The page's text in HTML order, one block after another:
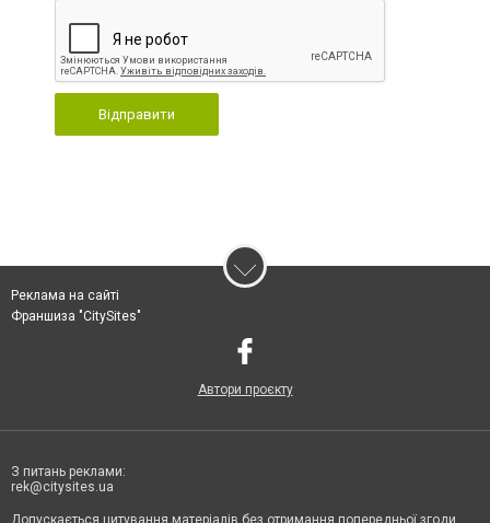
Відправити
Реклама на сайті
Франшиза "CitySites"
Автори проєкту
З питань реклами:
rek@citysites.ua
Допускається цитування матеріалів без отримання попередньої згоди